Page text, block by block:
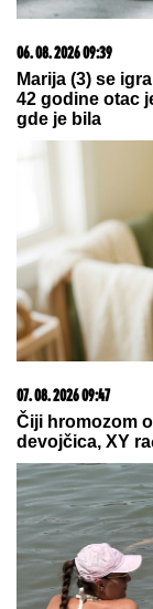
Samo da mi
09. 07. 2026 09:20
Komfor po meri
banke